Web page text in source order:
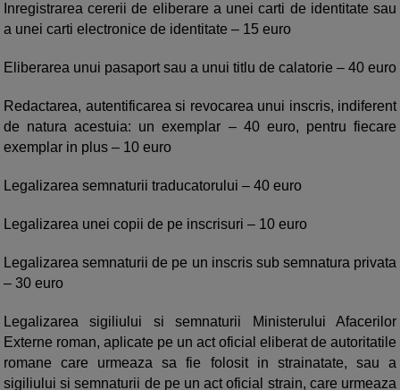
Inregistrarea cererii de eliberare a unei carti de identitate sau
a unei carti electronice de identitate – 15 euro
Eliberarea unui pasaport sau a unui titlu de calatorie – 40 euro
Redactarea, autentificarea si revocarea unui inscris, indiferent
de natura acestuia: un exemplar – 40 euro, pentru fiecare
exemplar in plus – 10 euro
Legalizarea semnaturii traducatorului – 40 euro
Legalizarea unei copii de pe inscrisuri – 10 euro
Legalizarea semnaturii de pe un inscris sub semnatura privata
– 30 euro
Legalizarea sigiliului si semnaturii Ministerului Afacerilor
Externe roman, aplicate pe un act oficial eliberat de autoritatile
romane care urmeaza sa fie folosit in strainatate, sau a
sigiliului si semnaturii de pe un act oficial strain, care urmeaza